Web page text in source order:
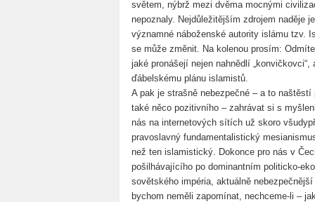
světem, nýbrž mezi dvěma mocnými
nepoznaly. Nejdůležitějším zdrojem naděje
významné náboženské autority islámu tzv.
se může změnit. Na kolenou prosím:
jaké pronášejí nejen nahnědlí
ďábelskému plánu islamistů.
A pak je strašně nebezpečné – a to
také něco pozitivního – zahrávat si s
nás na internetových sítích už skoro
pravoslavný fundamentalistický
než ten islamistický. Dokonce pro nás v
pošilhávajícího po dominantním politicko-
sovětského impéria, aktuálně
bychom neměli zapomínat, nechceme-li –